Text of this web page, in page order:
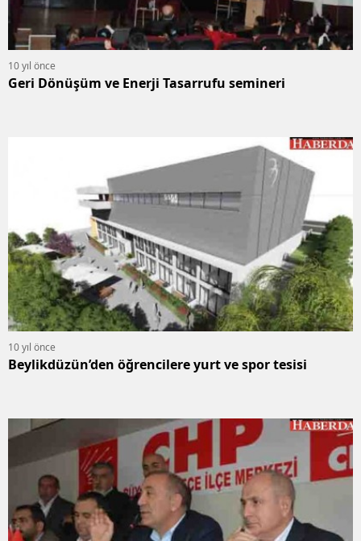
10 yıl önce
Geri Dönüşüm ve Enerji Tasarrufu semineri
10 yıl önce
Beylikdüzün’den öğrencilere yurt ve spor tesisi